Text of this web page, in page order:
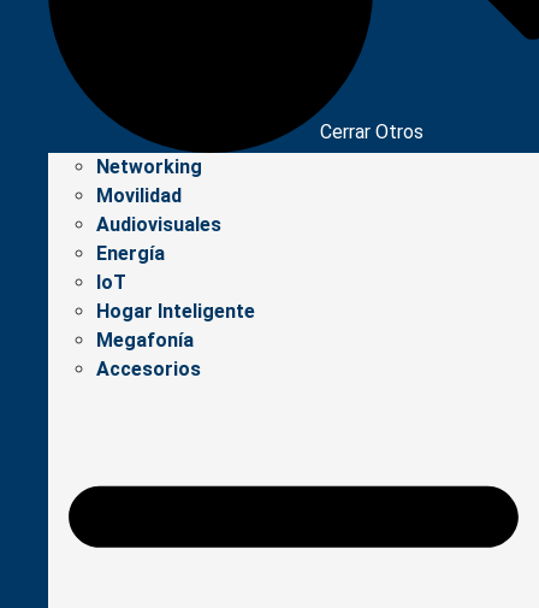
Cerrar Otros
Networking
Movilidad
Audiovisuales
Energía
IoT
Hogar Inteligente
Megafonía
Accesorios